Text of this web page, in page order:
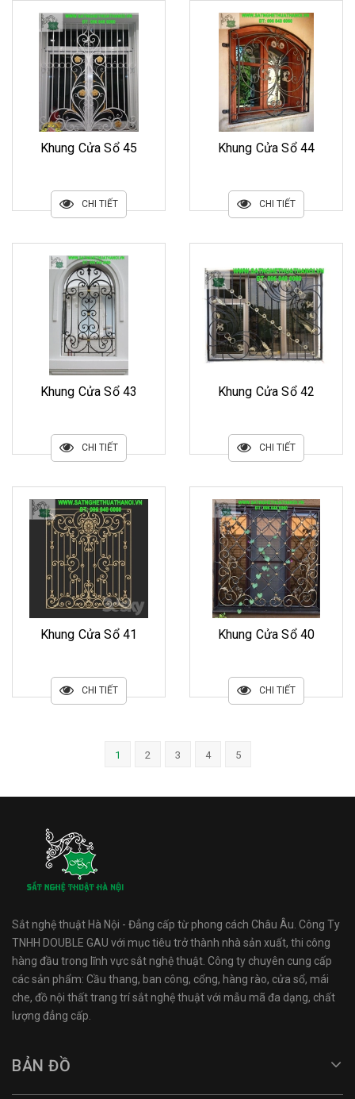
Khung Cửa Sổ 45
CHI TIẾT
Khung Cửa Sổ 44
CHI TIẾT
Khung Cửa Sổ 43
CHI TIẾT
Khung Cửa Sổ 42
CHI TIẾT
Khung Cửa Sổ 41
CHI TIẾT
Khung Cửa Sổ 40
CHI TIẾT
1 2 3 4 5
Sắt nghệ thuật Hà Nội - Đẳng cấp từ phong cách Châu Âu. Công Ty
TNHH DOUBLE GAU với mục tiêu trở thành nhà sản xuất, thi công
hàng đầu trong lĩnh vực sắt nghệ thuật. Công ty chuyên cung cấp
các sản phẩm: Cầu thang, ban công, cổng, hàng rào, cửa sổ, mái
che, đồ nội thất trang trí sắt nghệ thuật với mẫu mã đa dạng, chất
lượng đẳng cấp.
BẢN ĐỒ